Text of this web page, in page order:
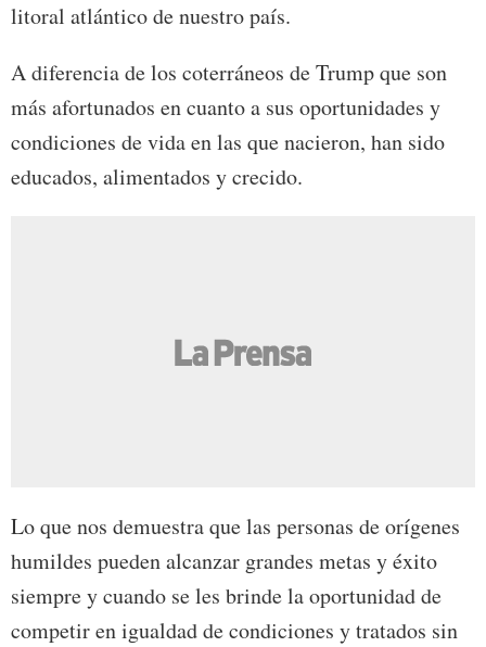
litoral atlántico de nuestro país.
A diferencia de los coterráneos de Trump que son
más afortunados en cuanto a sus oportunidades y
condiciones de vida en las que nacieron, han sido
educados, alimentados y crecido.
Lo que nos demuestra que las personas de orígenes
humildes pueden alcanzar grandes metas y éxito
siempre y cuando se les brinde la oportunidad de
competir en igualdad de condiciones y tratados sin